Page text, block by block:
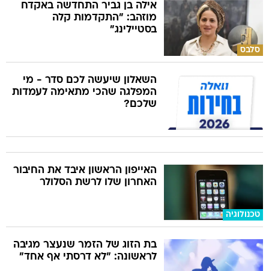
סלבס
אילה בן גביר התחדשה באקדח
מוזהב: "התקדמות קלה
בסטיילינג"
השאלון שיעשה לכם סדר - מי
המפלגה שהכי מתאימה לעמדות
שלכם?
טכנולוגיה
האייפון הראשון איבד את החיבור
האחרון שלו לרשת הסלולר
בת הזוג של הזמר שנעצר מגיבה
לראשונה: "לא דרסתי אף אחד"